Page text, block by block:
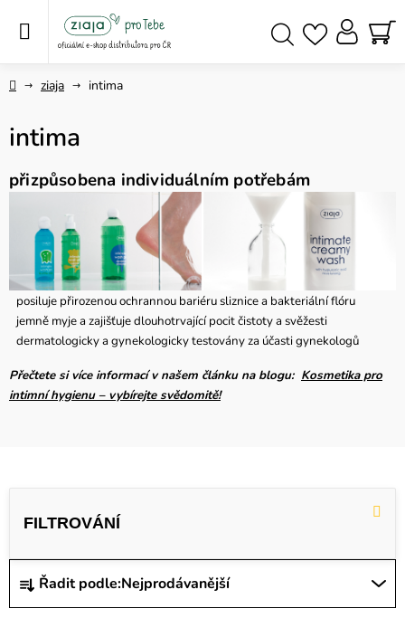
Domůziaja intima
intima
přizpůsobena individuálním potřebám
posiluje přirozenou ochrannou bariéru sliznice a bakteriální flóru
jemně myje a zajišťuje dlouhotrvající pocit čistoty a svěžesti
dermatologicky a gynekologicky testovány za účasti gynekologů
Přečtete si více informací v našem článku na blogu: Kosmetika pro
intimní hygienu – vybírejte svědomitě!
Ř
a
Řadit podle:Nejprodávanější
V
s